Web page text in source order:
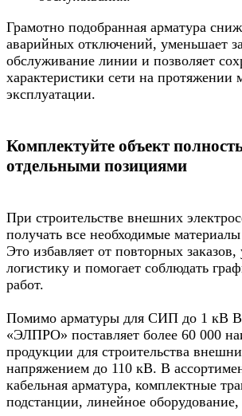
Грамотно подобранная арматура
аварийных отключений, уменьшает
обслуживание линии и позволяет
характеристики сети на протяжении
эксплуатации.
Комплектуйте объект
отдельными позициями
При строительстве внешних
получать все необходимые
Это избавляет от повторных
логистику и помогает соблюдать
работ.
Помимо арматуры для СИП до 1 кВ
«ЭЛПРО» поставляет более 60 000
продукции для строительства
напряжением до 110 кВ. В
кабельная арматура, комплектные
подстанции, линейное оборудование,